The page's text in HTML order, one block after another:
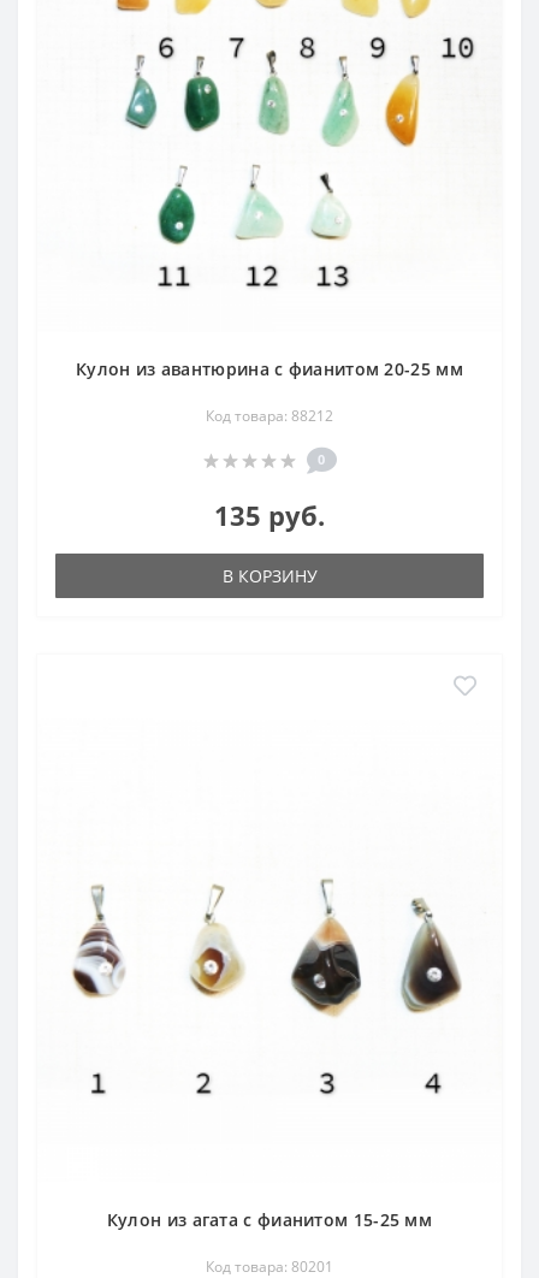
Кулон из авантюрина с фианитом 20-25 мм
Код товара: 88212
0
135 руб.
В КОРЗИНУ
Кулон из агата с фианитом 15-25 мм
Код товара: 80201